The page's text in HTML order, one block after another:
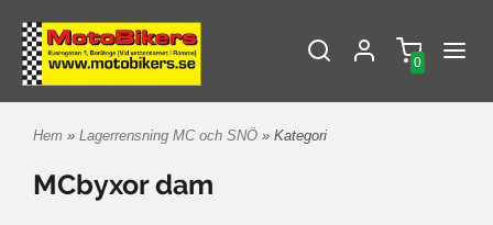
0
Hem » Lagerrensning MC och SNÖ » Kategori
MCbyxor dam